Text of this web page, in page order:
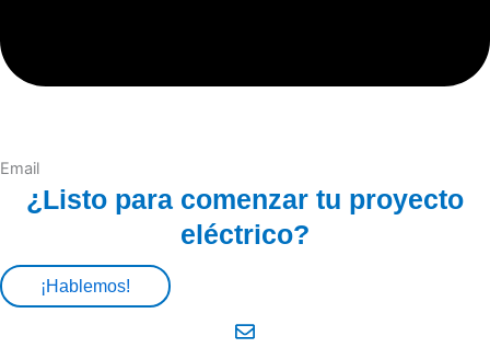
Email
¿Listo para comenzar tu proyecto
eléctrico?
¡Hablemos!